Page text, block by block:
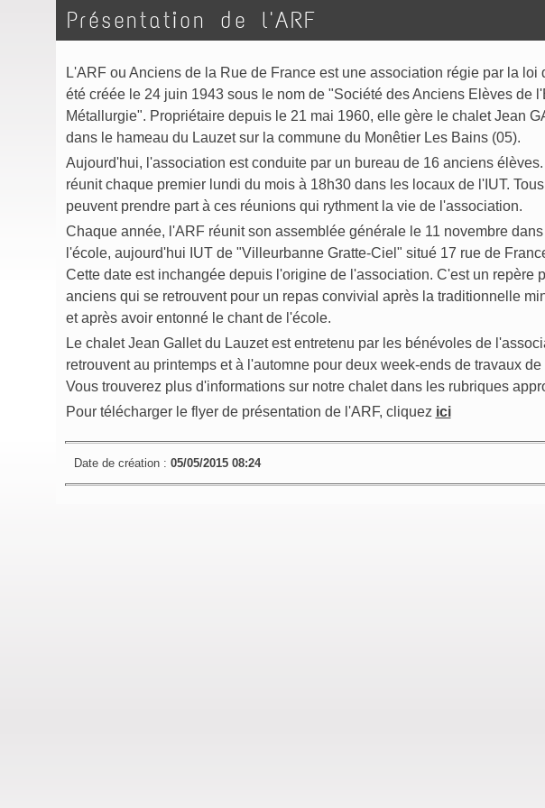
Présentation de l'ARF
L'ARF ou Anciens de la Rue de France est une association régie par la loi
été créée le 24 juin 1943 sous le nom de "Société des Anciens Elèves de
Métallurgie". Propriétaire depuis le 21 mai 1960, elle gère le chalet Jean
dans le hameau du Lauzet sur la commune du Monêtier Les Bains (05).
Aujourd'hui, l'association est conduite par un bureau de 16 anciens
réunit chaque premier lundi du mois à 18h30 dans les locaux de l'IUT.
peuvent prendre part à ces réunions qui rythment la vie de l'association.
Chaque année, l'ARF réunit son assemblée générale le 11 novembre
l'école, aujourd'hui IUT de "Villeurbanne Gratte-Ciel" situé 17 rue de
Cette date est inchangée depuis l'origine de l'association. C'est un repère
anciens qui se retrouvent pour un repas convivial après la traditionnelle
et après avoir entonné le chant de l'école.
Le chalet Jean Gallet du Lauzet est entretenu par les bénévoles de
retrouvent au printemps et à l'automne pour deux week-ends de travaux
Vous trouverez plus d'informations sur notre chalet dans les rubriques
Pour télécharger le flyer de présentation de l'ARF, cliquez ici
Date de création : 05/05/2015 08:24